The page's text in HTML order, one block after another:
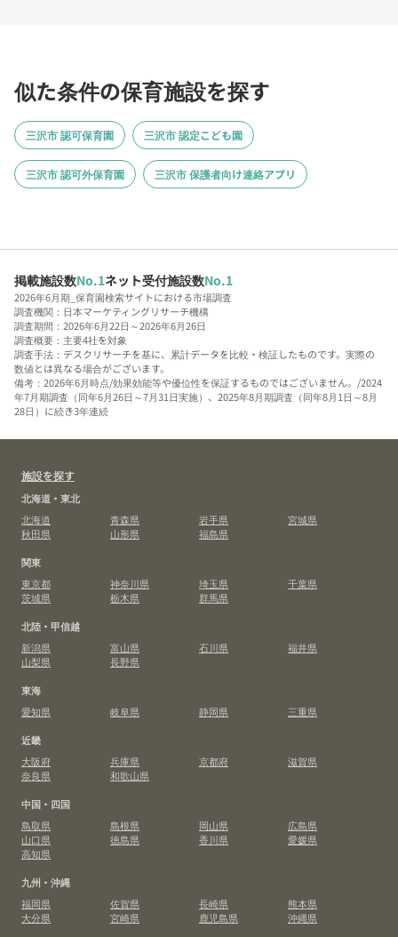
似た条件の保育施設を探す
三沢市 認可保育園 三沢市 認定こども園
三沢市 認可外保育園 三沢市 保護者向け連絡アプリ
掲載施設数No.1ネット受付施設数No.1
2026年6月期_保育園検索サイトにおける市場調査
調査機関：日本マーケティングリサーチ機構
調査期間：2026年6月22日～2026年6月26日
調査概要：主要4社を対象
調査手法：デスクリサーチを基に、累計データを比較・検証したものです。実際の
数値とは異なる場合がございます。
備考：2026年6月時点/効果効能等や優位性を保証するものではございません。/2024
年7月期調査（同年6月26日～7月31日実施）、2025年8月期調査（同年8月1日～8月
28日）に続き3年連続
施設を探す
北海道・東北
北海道
青森県 岩手県
宮城県
秋田県
山形県
福島県
関東
東京都
神奈川県 埼玉県
千葉県
茨城県
栃木県
群馬県
北陸・甲信越
新潟県
富山県 石川県
福井県
山梨県
長野県
東海
愛知県
岐阜県 静岡県
三重県
近畿
大阪府
兵庫県 京都府
滋賀県
奈良県
和歌山県
中国・四国
鳥取県
島根県 岡山県
広島県
山口県
徳島県 香川県
愛媛県
高知県
九州・沖縄
福岡県
佐賀県 長崎県
熊本県
大分県
宮崎県 鹿児島県 沖縄県